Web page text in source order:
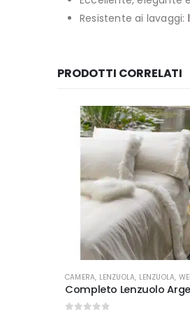
Resistente ai lavaggi:
PRODOTTI CORRELATI
CAMERA,LENZUOLA,LENZUOLA,